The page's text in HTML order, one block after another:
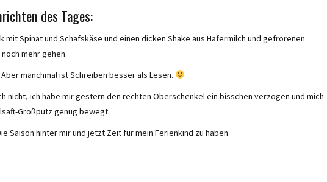
des Tages:
mit Spinat und Schafskäse und einen dicken Shake aus Hafermilch und gefrorenen
mehr gehen.
Aber manchmal ist Schreiben besser als Lesen.
nicht, ich habe mir gestern den rechten Oberschenkel ein bisschen verzogen und mich
Großputz genug bewegt.
Saison hinter mir und jetzt Zeit für mein Ferienkind zu haben.